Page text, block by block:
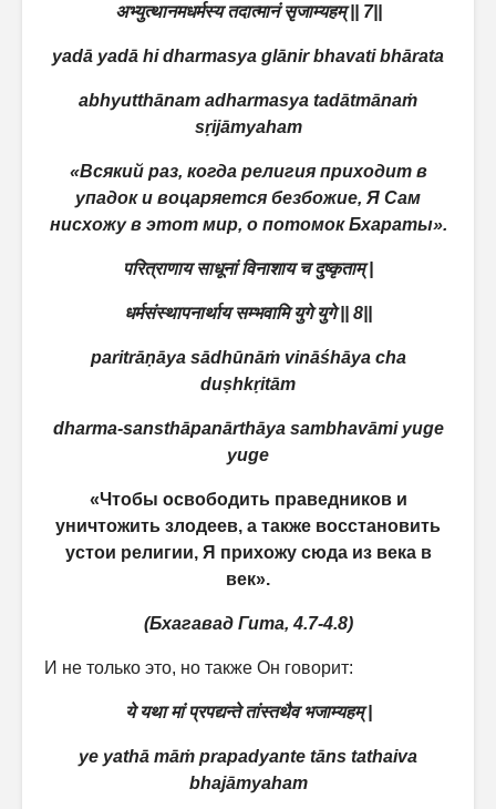
अभ्युत्थानमधर्मस्य तदात्मानं सृजाम्यहम्|| 7||
yadā yadā hi dharmasya glānir bhavati bhārata
abhyutthānam adharmasya tadātmānaṁ
sṛijāmyaham
«Всякий раз, когда религия приходит в
упадок и воцаряется безбожие, Я Сам
нисхожу в этот мир, о потомок Бхараты».
परित्राणाय साधूनां विनाशाय च दुष्कृताम्|
धर्मसंस्थापनार्थाय सम्भवामि युगे युगे|| 8||
paritrāṇāya sādhūnāṁ vināśhāya cha
duṣhkṛitām
dharma-sansthāpanārthāya sambhavāmi yuge
yuge
«Чтобы освободить праведников и
уничтожить злодеев, а также восстановить
устои религии, Я прихожу сюда из века в
век».
(Бхагавад Гита, 4.7-4.8)
И не только это, но также Он говорит:
ये यथा मां प्रपद्यन्ते तांस्तथैव भजाम्यहम्|
ye yathā māṁ prapadyante tāns tathaiva
bhajāmyaham